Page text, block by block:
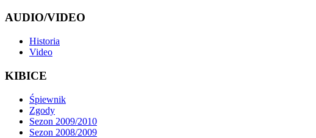
AUDIO/VIDEO
Historia
Video
KIBICE
Śpiewnik
Zgody
Sezon 2009/2010
Sezon 2008/2009